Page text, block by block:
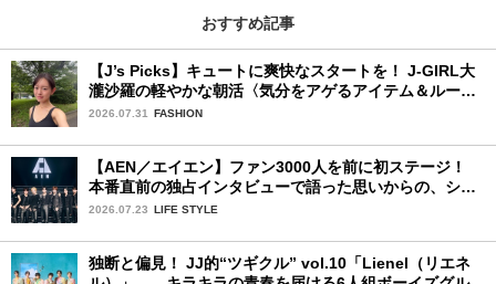
おすすめ記事
【J’s Picks】キュートに爽快なスタートを！ J-GIRL大
瀧沙羅の軽やかな朝活〈気分をアゲるアイテム＆ルーテ
ィーン〉
2026.07.31 FASHION
【AEN／エイエン】ファン3000人を前に初ステージ！
本番直前の独占インタビューで語った思いからの、ショ
ーケース完全レポート！
2026.07.23 LIFE STYLE
独断と偏見！ JJ的“ツギクル” vol.10「Lienel（リエネ